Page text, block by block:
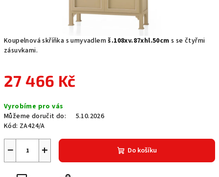
Koupelnová skříňka s umyvadlemš.108xv.87xhl.50cm s se čtyřmi
zásuvkami.
27 466 Kč
cena:
Vyrobíme pro vás
Můžeme doručit do:
5.10.2026
Kód: ZA424/A
+
− Do košíku